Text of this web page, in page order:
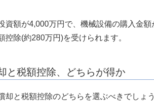
資額が4,000万円で、機械設備の購入金
控除(約280万円)を受けられます。
と税額控除、どちらが得か
却と税額控除のどちらを選ぶべきでしょう